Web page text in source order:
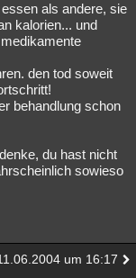
als andere, sie
kalorien... und
den tod soweit
behandlung schon
du hast nicht
sowieso
um 16:17